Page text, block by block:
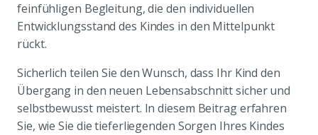
feinfühligen Begleitung, die den individuellen
Entwicklungsstand des Kindes in den Mittelpunkt
rückt.
Sicherlich teilen Sie den Wunsch, dass Ihr Kind den
Übergang in den neuen Lebensabschnitt sicher und
selbstbewusst meistert. In diesem Beitrag erfahren
Sie, wie Sie die tieferliegenden Sorgen Ihres Kindes